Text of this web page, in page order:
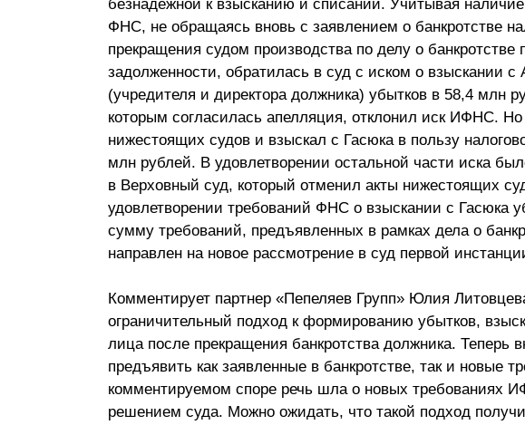
безнадежной к взысканию и списании. Учитывая
ФНС, не обращаясь вновь с заявлением о банкротстве
прекращения судом производства по делу о банкротстве
задолженности, обратилась в суд с иском о взыскании с
(учредителя и директора должника) убытков в 58,4 млн
которым согласилась апелляция, отклонил иск ИФНС.
нижестоящих судов и взыскал с Гасюка в пользу
млн рублей. В удовлетворении остальной части иска
в Верховный суд, который отменил акты нижестоящих
удовлетворении требований ФНС о взыскании с
сумму требований, предъявленных в рамках дела о
направлен на новое рассмотрение в суд первой
Комментирует партнер «Пепеляев Групп» Юлия
ограничительный подход к формированию убытков,
лица после прекращения банкротства должника. Теперь
предъявить как заявленные в банкротстве, так и новые
комментируемом споре речь шла о новых требованиях
решением суда. Можно ожидать, что такой подход